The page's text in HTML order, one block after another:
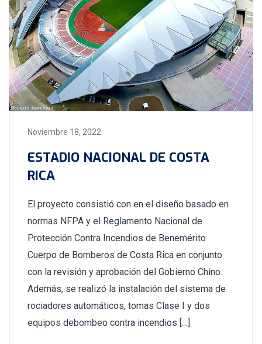
Noviembre 18, 2022
ESTADIO NACIONAL DE COSTA
RICA
El proyecto consistió con en el diseño basado en
normas NFPA y el Reglamento Nacional de
Protección Contra Incendios de Benemérito
Cuerpo de Bomberos de Costa Rica en conjunto
con la revisión y aprobación del Gobierno Chino.
Además, se realizó la instalación del sistema de
rociadores automáticos, tomas Clase I y dos
equipos debombeo contra incendios […]